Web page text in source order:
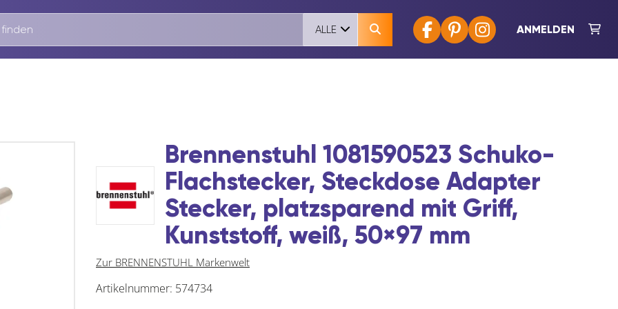
ANMELDEN
ALLE
Brennenstuhl 1081590523 Schuko-
Flachstecker, Steckdose Adapter
Stecker, platzsparend mit Griff,
Kunststoff, weiß, 50×97 mm
Zur BRENNENSTUHL Markenwelt
Artikelnummer: 574734